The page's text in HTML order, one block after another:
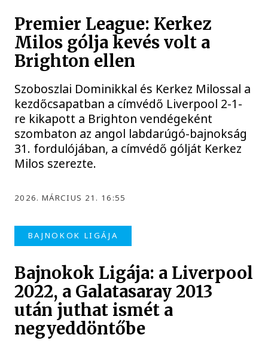
Premier League: Kerkez
Milos gólja kevés volt a
Brighton ellen
Szoboszlai Dominikkal és Kerkez Milossal a
kezdőcsapatban a címvédő Liverpool 2-1-
re kikapott a Brighton vendégeként
szombaton az angol labdarúgó-bajnokság
31. fordulójában, a címvédő gólját Kerkez
Milos szerezte.
2026. MÁRCIUS 21. 16:55
BAJNOKOK LIGÁJA
Bajnokok Ligája: a Liverpool
2022, a Galatasaray 2013
után juthat ismét a
negyeddöntőbe